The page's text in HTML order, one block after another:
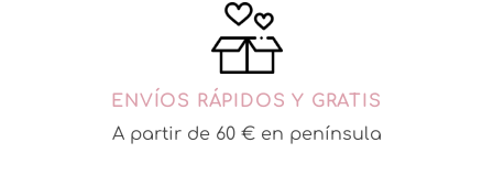
ENVÍOS RÁPIDOS Y GRATIS
A partir de 60 € en península